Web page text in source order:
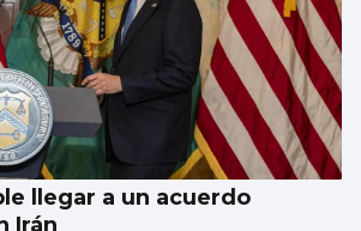
llegar a un acuerdo
Irán